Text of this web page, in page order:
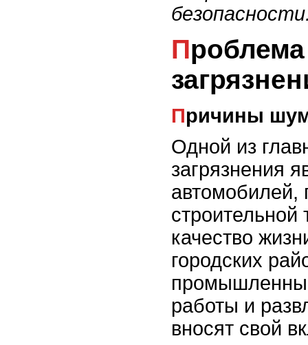
Проблема шумового
Причины
Одной из
загрязнения
автомобилей,
строительной
качество
городских
работы и
вносят свой